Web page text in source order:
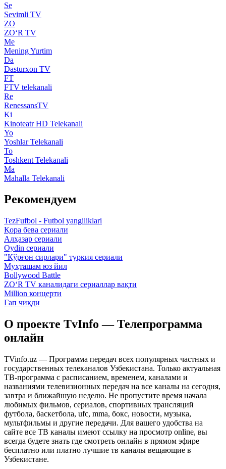
Se
Sevimli TV
ZO
ZO‘R TV
Me
Mening Yurtim
Da
Dasturxon TV
FT
FTV telekanali
Re
RenessansTV
Ki
Kinoteatr HD Telekanali
Yo
Yoshlar Telekanali
To
Toshkent Telekanali
Ma
Mahalla Telekanali
Рекомендуем
TezFufbol - Futbol yangiliklari
Қора бева сериали
Алҳазар сериали
Oydin сериали
"Қўрғон сирлари" туркия сериали
Муҳташам юз йил
Bollywood Battle
ZO‘R TV каналидаги сериаллар вақти
Million концерти
Гап чиқди
О проекте TvInfo — Телепрограмма
онлайн
TVinfo.uz — Программа передач всех популярных частных и
государственных телеканалов Узбекистана. Только актуальная
ТВ-программа с расписанием, временем, каналами и
названиями телевизионных передач на все каналы на сегодня,
завтра и ближайшую неделю. Не пропустите время начала
любимых фильмов, сериалов, спортивных трансляций
футбола, баскетбола, ufc, mma, бокс, новости, музыка,
мультфильмы и другие передачи. Для вашего удобства на
сайте все ТВ каналы имеют ссылку на просмотр online, вы
всегда будете знать где смотреть онлайн в прямом эфире
бесплатно или платно лучшие тв каналы вещающие в
Узбекистане.